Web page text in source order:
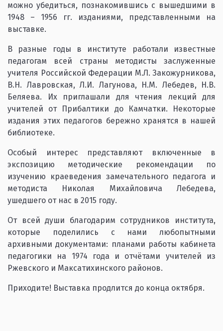
можно убедиться, познакомившись с вышедшими в
1948 – 1956 гг. изданиями, представленными на
выставке.
В разные годы в институте работали известные
педагогам всей страны методисты заслуженные
учителя Российской Федерации М.Л. Закожурникова,
В.Н. Лавровская, Л.И. Лагунова, Н.М. Лебедев, Н.В.
Беляева. Их приглашали для чтения лекций для
учителей от Прибалтики до Камчатки. Некоторые
издания этих педагогов бережно хранятся в нашей
библиотеке.
Особый интерес представляют включенные в
экспозицию методические рекомендации по
изучению краеведения замечательного педагога и
методиста Николая Михайловича Лебедева,
ушедшего от нас в 2015 году.
От всей души благодарим сотрудников института,
которые поделились с нами любопытными
архивными документами: планами работы кабинета
педагогики на 1974 года и отчётами учителей из
Ржевского и Максатихинского районов.
Приходите! Выставка продлится до конца октября.